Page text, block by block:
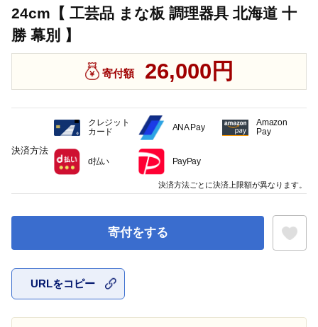
24cm【 工芸品 まな板 調理器具 北海道 十
勝 幕別 】
寄付額 26,000円
寄付をする
URLをコピー
決済方法
クレジット
カード
ANA Pay
Amazon
Pay
d払い PayPay
決済方法ごとに決済上限額が異なります。